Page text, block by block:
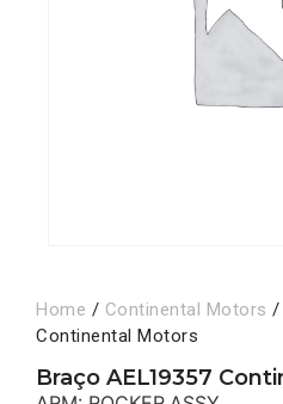
Home / Continental Motors /
Continental Motors
Braço AEL19357